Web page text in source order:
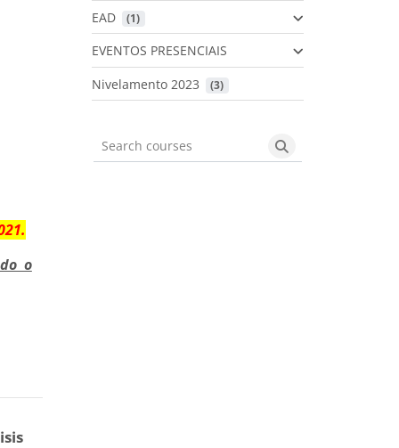
.
o
EAD (1)
EVENTOS PRESENCIAIS
Nivelamento 2023
(3)
Search courses Search courses